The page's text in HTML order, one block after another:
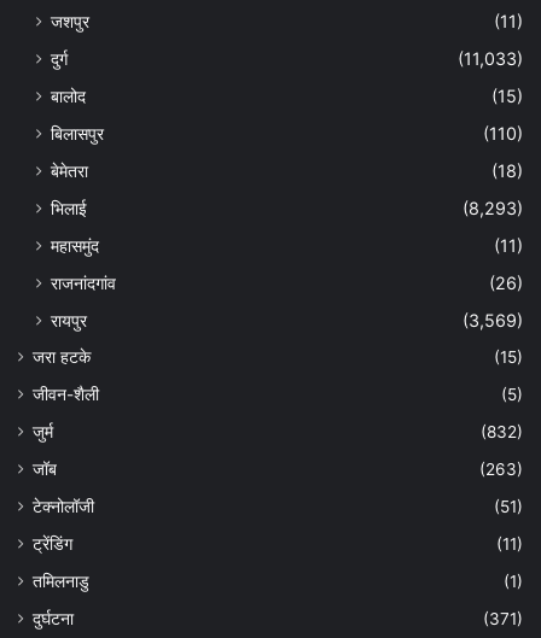
जशपुर
(11)
दुर्ग
(11,033)
बालोद
(15)
बिलासपुर
(110)
बेमेतरा
(18)
भिलाई
(8,293)
महासमुंद
(11)
राजनांदगांव
(26)
रायपुर
(3,569)
जरा हटके
(15)
जीवन-शैली
(5)
जुर्म
(832)
जॉब
(263)
टेक्नोलॉजी
(51)
ट्रेंडिंग
(11)
तमिलनाडु
(1)
दुर्घटना
(371)